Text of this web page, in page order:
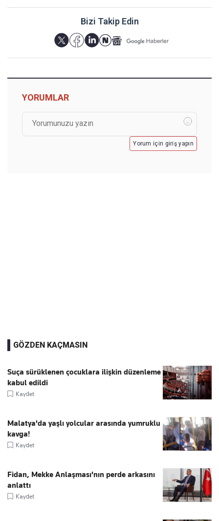
Bizi Takip Edin
YORUMLAR
Yorum için giriş yapın
GÖZDEN KAÇMASIN
Suça sürüklenen çocuklara ilişkin düzenleme
kabul edildi
Kaydet
Malatya'da yaşlı yolcular arasında yumruklu
kavga!
Kaydet
Fidan, Mekke Anlaşması'nın perde arkasını
anlattı
Kaydet